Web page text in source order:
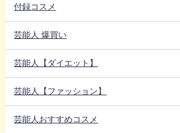
付録コスメ
芸能人 爆買い
芸能人【ダイエット】
芸能人【ファッション】
芸能人おすすめコスメ